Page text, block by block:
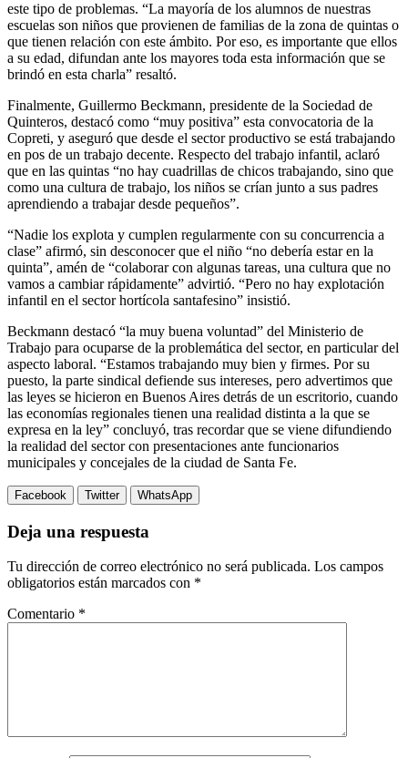
este tipo de problemas. “La mayoría de los alumnos de nuestras
escuelas son niños que provienen de familias de la zona de quintas o
que tienen relación con este ámbito. Por eso, es importante que ellos
a su edad, difundan ante los mayores toda esta información que se
brindó en esta charla” resaltó.
Finalmente, Guillermo Beckmann, presidente de la Sociedad de
Quinteros, destacó como “muy positiva” esta convocatoria de la
Copreti, y aseguró que desde el sector productivo se está trabajando
en pos de un trabajo decente. Respecto del trabajo infantil, aclaró
que en las quintas “no hay cuadrillas de chicos trabajando, sino que
como una cultura de trabajo, los niños se crían junto a sus padres
aprendiendo a trabajar desde pequeños”.
“Nadie los explota y cumplen regularmente con su concurrencia a
clase” afirmó, sin desconocer que el niño “no debería estar en la
quinta”, amén de “colaborar con algunas tareas, una cultura que no
vamos a cambiar rápidamente” advirtió. “Pero no hay explotación
infantil en el sector hortícola santafesino” insistió.
Beckmann destacó “la muy buena voluntad” del Ministerio de
Trabajo para ocuparse de la problemática del sector, en particular del
aspecto laboral. “Estamos trabajando muy bien y firmes. Por su
puesto, la parte sindical defiende sus intereses, pero advertimos que
las leyes se hicieron en Buenos Aires detrás de un escritorio, cuando
las economías regionales tienen una realidad distinta a la que se
expresa en la ley” concluyó, tras recordar que se viene difundiendo
la realidad del sector con presentaciones ante funcionarios
municipales y concejales de la ciudad de Santa Fe.
Facebook Twitter WhatsApp
Deja una respuesta
Tu dirección de correo electrónico no será publicada. Los campos
obligatorios están marcados con *
Comentario *